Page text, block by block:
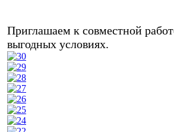
Приглашаем к совместной
выгодных условиях.